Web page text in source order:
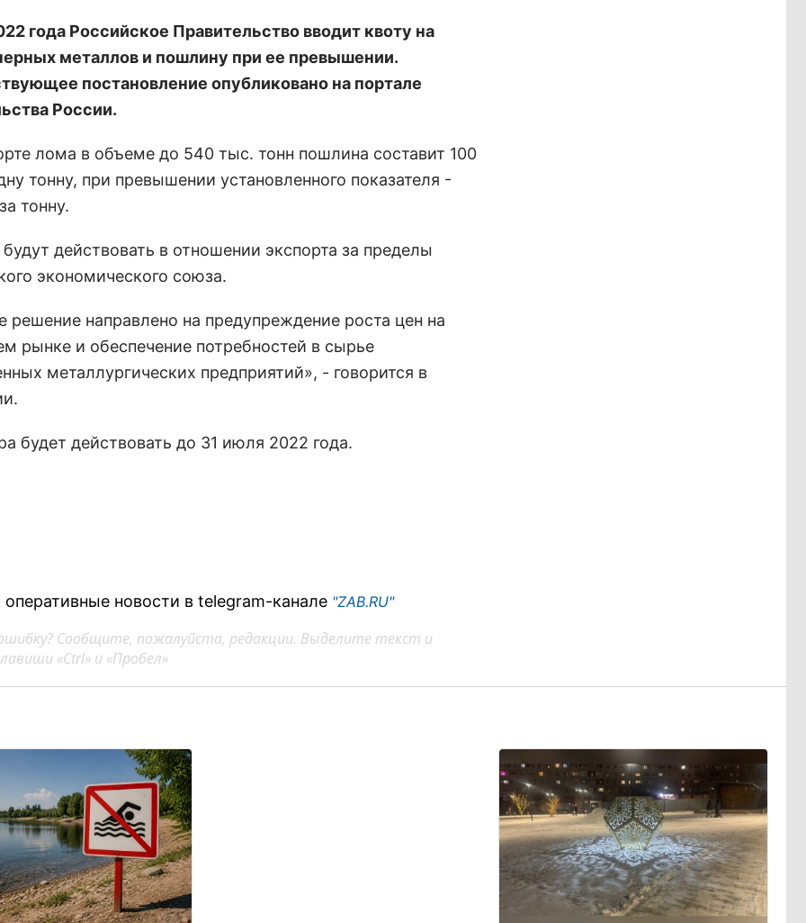
года Российское Правительство вводит квоту на
металлов и пошлину при ее превышении.
постановление опубликовано на портале
России.
лома в объеме до 540 тыс. тонн пошлина составит 100
тонну, при превышении установленного показателя -
тонну.
действовать в отношении экспорта за пределы
экономического союза.
решение направлено на предупреждение роста цен на
рынке и обеспечение потребностей в сырье
металлургических предприятий», - говорится в
будет действовать до 31 июля 2022 года.
новости в telegram-канале "ZAB.RU"
Сообщите, пожалуйста, редакции. Выделите текст и
«Ctrl» и «Пробел»